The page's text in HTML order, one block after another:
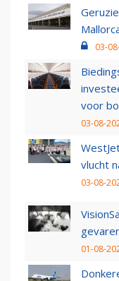
03-
voor
03-08-
vlucht
03-08-
01-08-